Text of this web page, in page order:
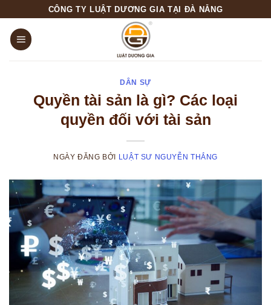
content
CÔNG TY LUẬT DƯƠNG GIA TẠI ĐÀ NẴNG
DÂN SỰ
Quyền tài sản là gì? Các loại
quyền đối với tài sản
NGÀY ĐĂNG BỞI LUẬT SƯ NGUYỄN THẮNG